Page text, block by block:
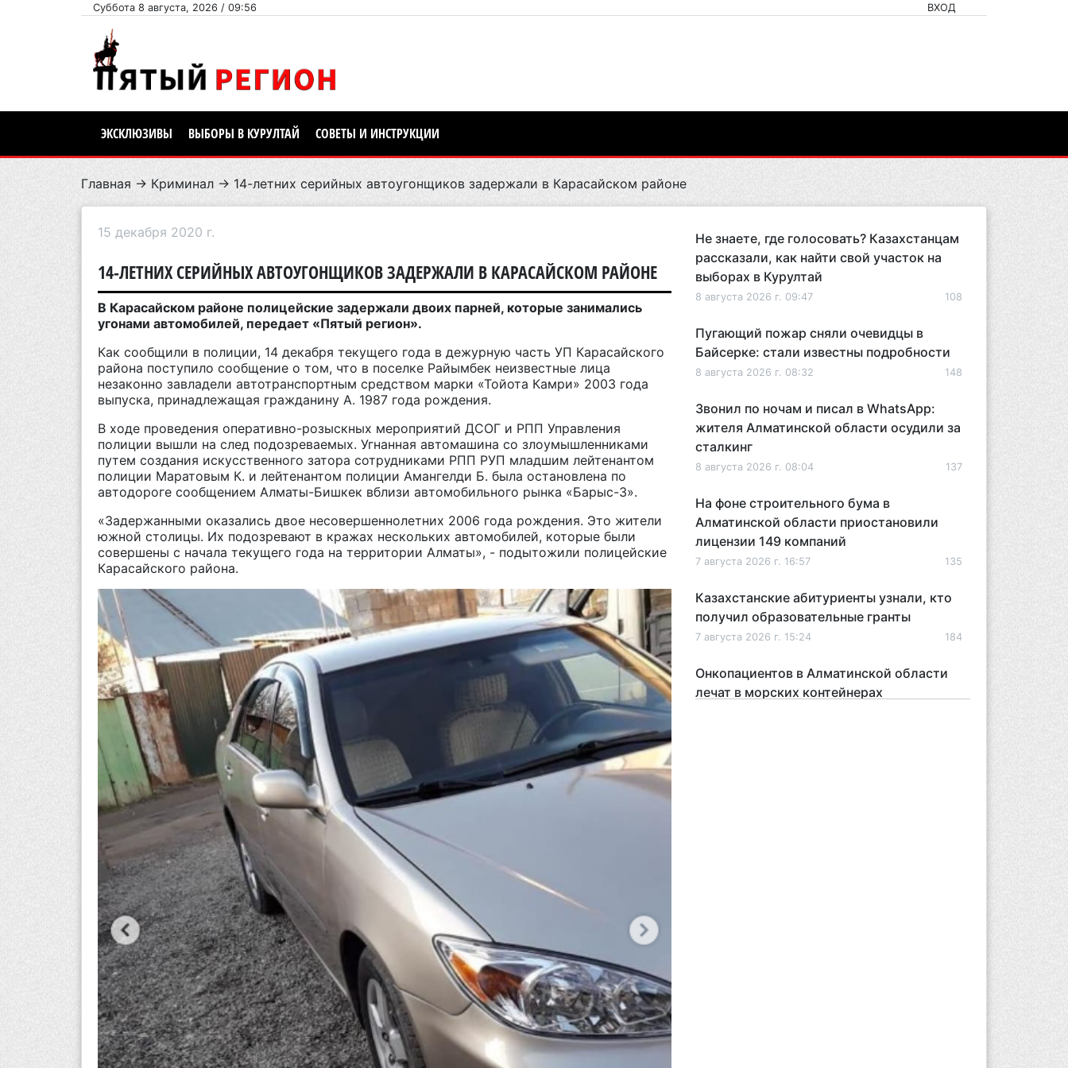
Суббота 8 августа, 2026 / 09:56 ВХОД
ЭКСКЛЮЗИВЫ ВЫБОРЫ В КУРУЛТАЙ СОВЕТЫ И ИНСТРУКЦИИ
Главная → Криминал → 14-летних серийных автоугонщиков задержали в Карасайском районе
15 декабря 2020 г.
14-ЛЕТНИХ СЕРИЙНЫХ АВТОУГОНЩИКОВ ЗАДЕРЖАЛИ В КАРАСАЙСКОМ РАЙОНЕ
В Карасайском районе полицейские задержали двоих парней, которые занимались
угонами автомобилей, передает «Пятый регион».
Как сообщили в полиции, 14 декабря текущего года в дежурную часть УП Карасайского
района поступило сообщение о том, что в поселке Райымбек неизвестные лица
незаконно завладели автотранспортным средством марки «Тойота Камри» 2003 года
выпуска, принадлежащая гражданину А. 1987 года рождения.
В ходе проведения оперативно-розыскных мероприятий ДСОГ и РПП Управления
полиции вышли на след подозреваемых. Угнанная автомашина со злоумышленниками
путем создания искусственного затора сотрудниками РПП РУП младшим лейтенантом
полиции Маратовым К. и лейтенантом полиции Амангелди Б. была остановлена по
автодороге сообщением Алматы-Бишкек вблизи автомобильного рынка «Барыс-3».
«Задержанными оказались двое несовершеннолетних 2006 года рождения. Это жители
южной столицы. Их подозревают в кражах нескольких автомобилей, которые были
совершены с начала текущего года на территории Алматы», - подытожили полицейские
Карасайского района.
Не знаете, где голосовать? Казахстанцам
рассказали, как найти свой участок на
выборах в Курултай
8 августа 2026 г. 09:47 108
Пугающий пожар сняли очевидцы в
Байсерке: стали известны подробности
8 августа 2026 г. 08:32 148
Звонил по ночам и писал в WhatsApp:
жителя Алматинской области осудили за
сталкинг
8 августа 2026 г. 08:04 137
На фоне строительного бума в
Алматинской области приостановили
лицензии 149 компаний
7 августа 2026 г. 16:57 135
Казахстанские абитуриенты узнали, кто
получил образовательные гранты
7 августа 2026 г. 15:24 184
Онкопациентов в Алматинской области
лечат в морских контейнерах